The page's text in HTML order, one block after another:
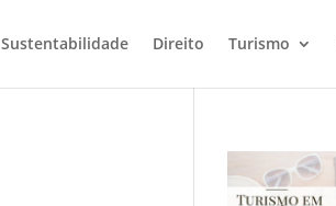
Sustentabilidade Direito Turismo